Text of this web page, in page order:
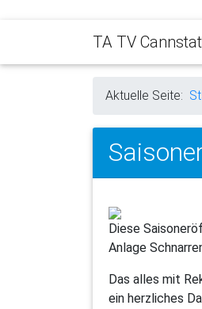
TA TV
Aktuelle Seite:
Diese
Anlage
Das alles mit
ein herzliches